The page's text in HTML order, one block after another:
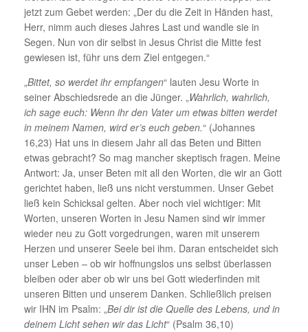
jetzt zum Gebet werden: „Der du die Zeit in Händen hast,
Herr, nimm auch dieses Jahres Last und wandle sie in
Segen. Nun von dir selbst in Jesus Christ die Mitte fest
gewiesen ist, führ uns dem Ziel entgegen.“
„Bittet, so werdet ihr empfangen“ lauten Jesu Worte in
seiner Abschiedsrede an die Jünger. „Wahrlich, wahrlich,
ich sage euch: Wenn ihr den Vater um etwas bitten werdet
in meinem Namen, wird er’s euch geben.“ (Johannes
16,23) Hat uns in diesem Jahr all das Beten und Bitten
etwas gebracht? So mag mancher skeptisch fragen. Meine
Antwort: Ja, unser Beten mit all den Worten, die wir an Gott
gerichtet haben, ließ uns nicht verstummen. Unser Gebet
ließ kein Schicksal gelten. Aber noch viel wichtiger: Mit
Worten, unseren Worten in Jesu Namen sind wir immer
wieder neu zu Gott vorgedrungen, waren mit unserem
Herzen und unserer Seele bei ihm. Daran entscheidet sich
unser Leben – ob wir hoffnungslos uns selbst überlassen
bleiben oder aber ob wir uns bei Gott wiederfinden mit
unseren Bitten und unserem Danken. Schließlich preisen
wir IHN im Psalm: „Bei dir ist die Quelle des Lebens, und in
deinem Licht sehen wir das Licht“ (Psalm 36,10)